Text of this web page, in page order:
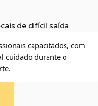
de difícil saída
capacitados, com
cuidado durante o